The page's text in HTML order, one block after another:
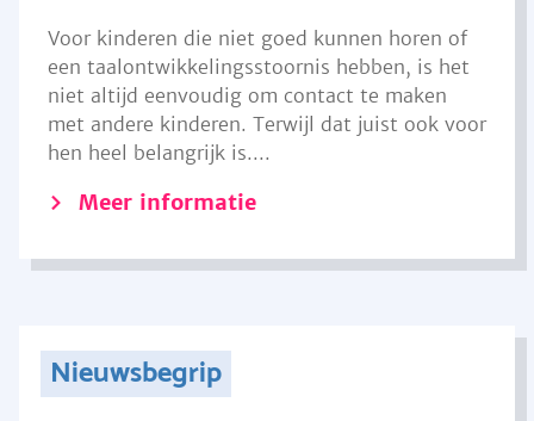
Voor kinderen die niet goed kunnen horen of
een taalontwikkelingsstoornis hebben, is het
niet altijd eenvoudig om contact te maken
met andere kinderen. Terwijl dat juist ook voor
hen heel belangrijk is....
Meer informatie
Nieuwsbegrip